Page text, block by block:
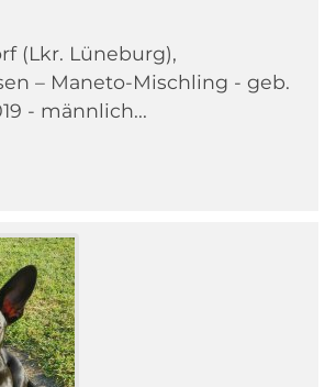
(Lkr. Lüneburg),
– Maneto-Mischling - geb.
- männlich...